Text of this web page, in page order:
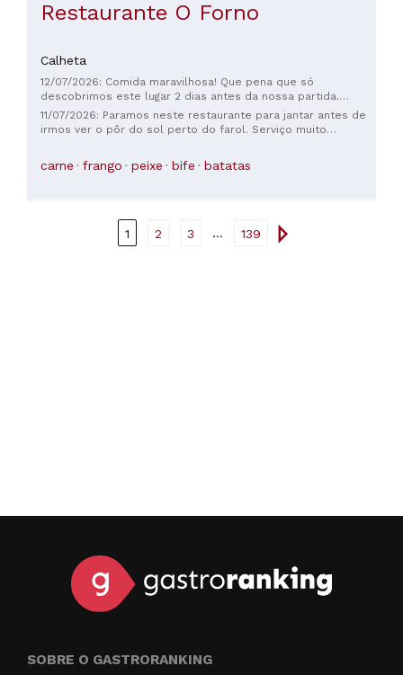
Restaurante O Forno
Calheta
12/07/2026: Comida maravilhosa! Que pena que só
descobrimos este lugar 2 dias antes da nossa partida.
Adoramos as espetadas - espetinhos de carne grelhados na
perfeição no forno a carvão.
11/07/2026: Paramos neste restaurante para jantar antes de
irmos ver o pôr do sol perto do farol. Serviço muito
caco bolo com queijo derretido, chilipote e fish and chips.
Tudo estava delicioso!
carne frango peixe bife batatas
1 2 3 ... 139
SOBRE O GASTRORANKING